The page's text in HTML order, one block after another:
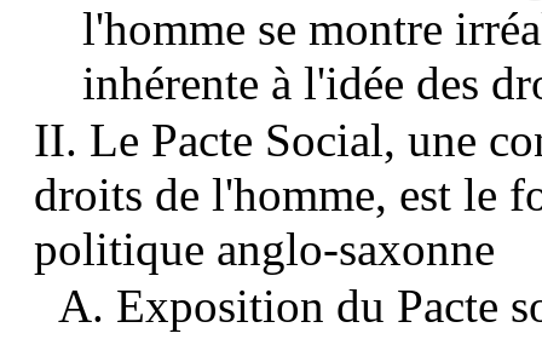
l'homme se montre
inhérente à l'idée des
II. Le Pacte Social, une
droits de l'homme, est le
politique anglo-saxonne
A. Exposition du Pacte